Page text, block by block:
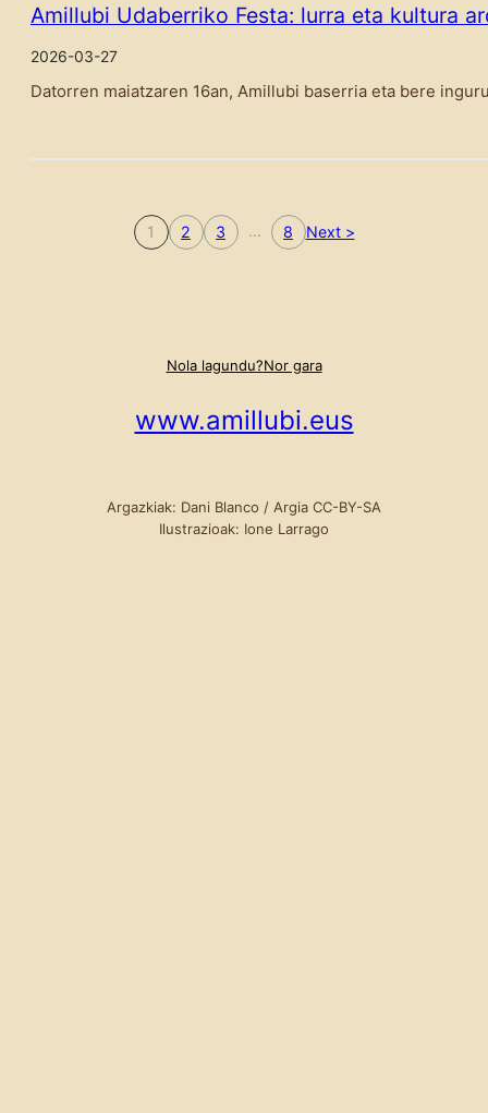
Amillubi Udaberriko Festa: lurra eta kultura
2026-03-27
Datorren maiatzaren 16an, Amillubi baserria eta bere
1 2 3 … 8 Next >
Nola lagundu?Nor gara
www.amillubi.eus
Argazkiak: Dani Blanco / Argia CC-BY-SA
Ilustrazioak: Ione Larrago